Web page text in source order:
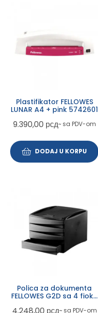
Plastifikator FELLOWES
LUNAR A4 + pink 5742601
9.390,00 рсд~ sa PDV-om
DODAJ U KORPU
Polica za dokumenta
FELLOWES G2D sa 4 fioke
4.248,00 рсд~ sa PDV-om